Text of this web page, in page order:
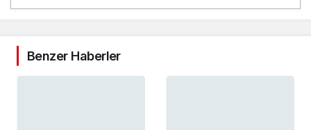
Benzer Haberler